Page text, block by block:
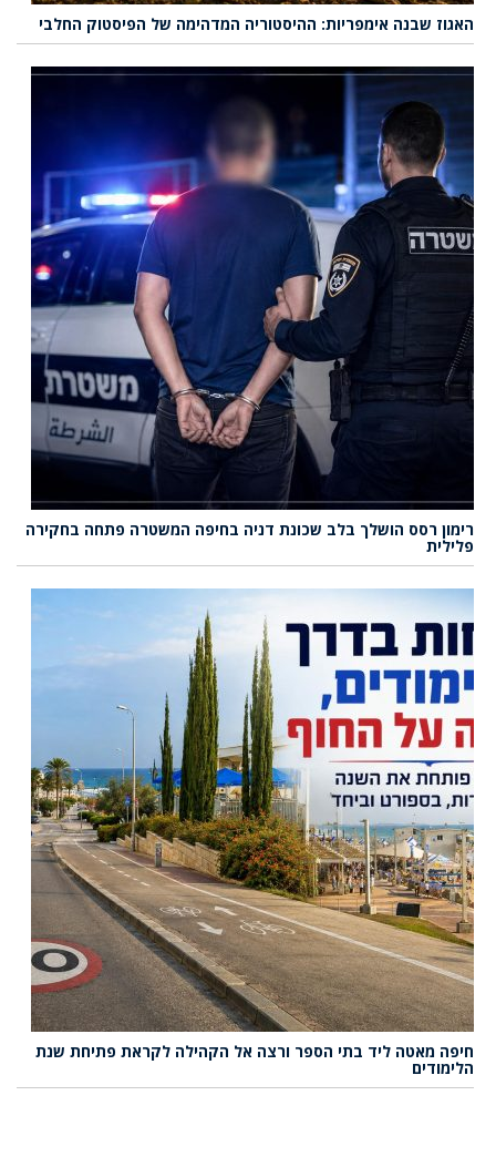
האגוז שבנה אימפריות: ההיסטוריה המדהימה של הפיסטוק החלבי
רימון רסס הושלך בלב שכונת דניה בחיפה המשטרה פתחה בחקירה
פלילית
חיפה מאטה ליד בתי הספר ורצה אל הקהילה לקראת פתיחת שנת
הלימודים